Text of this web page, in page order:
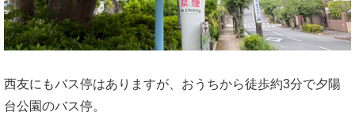
西友にもバス停はありますが、おうちから徒歩約3分で夕陽
台公園のバス停。